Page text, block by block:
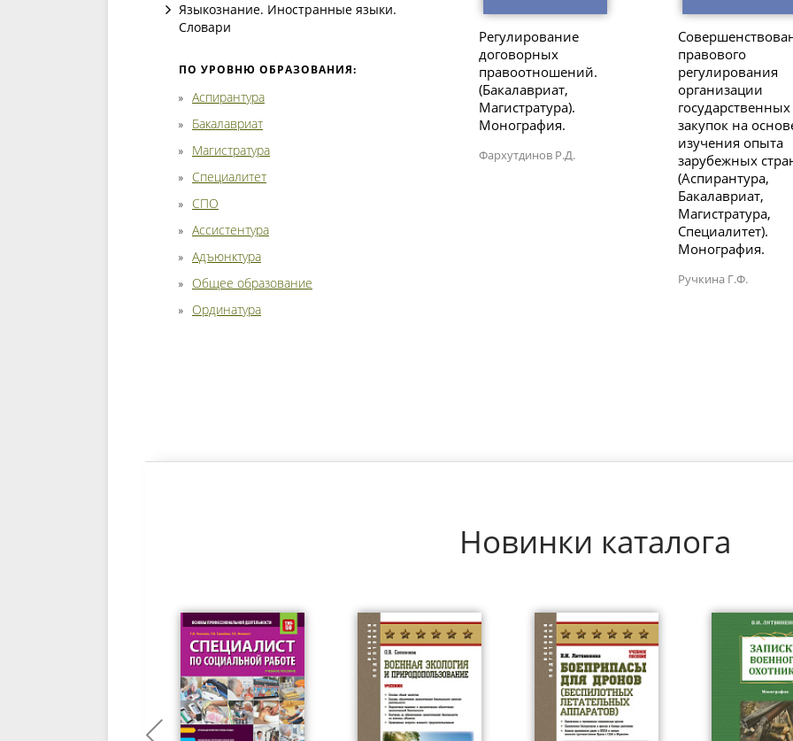
Языкознание. Иностранные языки.
Словари
ПО УРОВНЮ ОБРАЗОВАНИЯ:
Аспирантура
Бакалавриат
Магистратура
Специалитет
СПО
Ассистентура
Адъюнктура
Общее образование
Ординатура
Регулирование
договорных
правоотношений.
(Бакалавриат,
Магистратура).
Монография.
Фархутдинов Р.Д.
правового
регулирования
организации
государственных
закупок на
изучения опыта
зарубежных
(Аспирантура,
Бакалавриат,
Магистратура,
Специалитет).
Монография.
Ручкина Г.Ф.
Новинки каталога